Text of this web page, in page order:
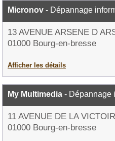
Micronov - Dépannage
13 AVENUE ARSENE D
01000 Bourg-en-bresse
Afficher les détails
My Multimedia - Dépannage
11 AVENUE DE LA
01000 Bourg-en-bresse